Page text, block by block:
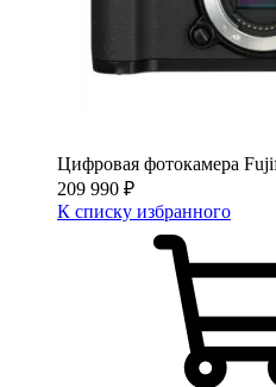
Цифровая фотокамера
209 990 ₽
К списку избранного